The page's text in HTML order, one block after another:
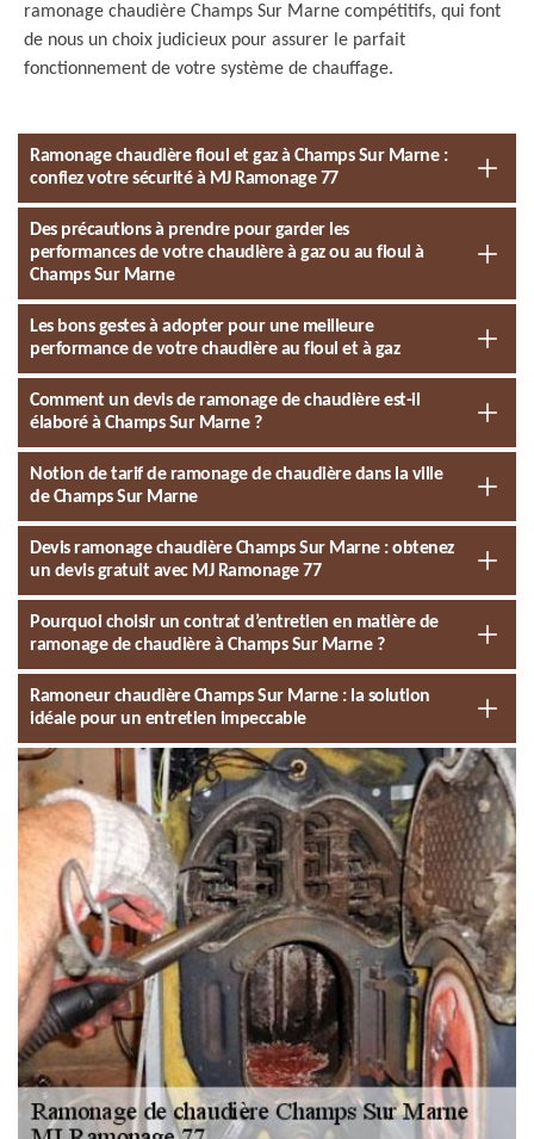
ramonage chaudière Champs Sur Marne compétitifs, qui font
de nous un choix judicieux pour assurer le parfait
fonctionnement de votre système de chauffage.
Ramonage chaudière fioul et gaz à Champs Sur Marne :
confiez votre sécurité à MJ Ramonage 77
Des précautions à prendre pour garder les
performances de votre chaudière à gaz ou au fioul à
Champs Sur Marne
Les bons gestes à adopter pour une meilleure
performance de votre chaudière au fioul et à gaz
Comment un devis de ramonage de chaudière est-il
élaboré à Champs Sur Marne ?
Notion de tarif de ramonage de chaudière dans la ville
de Champs Sur Marne
Devis ramonage chaudière Champs Sur Marne : obtenez
un devis gratuit avec MJ Ramonage 77
Pourquoi choisir un contrat d’entretien en matière de
ramonage de chaudière à Champs Sur Marne ?
Ramoneur chaudière Champs Sur Marne : la solution
idéale pour un entretien impeccable